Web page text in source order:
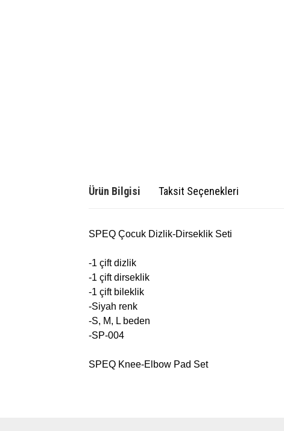
Ürün Bilgisi Taksit Seçenekleri
SPEQ Çocuk Dizlik-Dirseklik Seti
-1 çift dizlik
-1 çift dirseklik
-1 çift bileklik
-Siyah renk
-S, M, L beden
-SP-004
SPEQ Knee-Elbow Pad Set